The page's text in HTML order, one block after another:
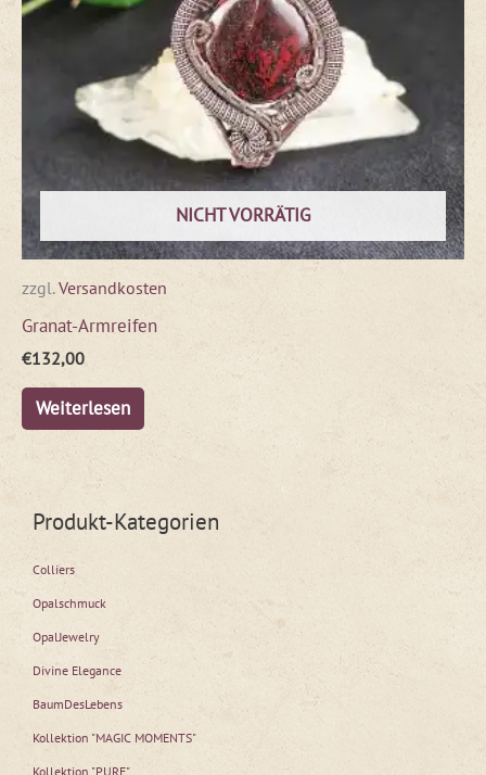
NICHT VORRÄTIG
zzgl.Versandkosten
Granat-Armreifen
€132,00
Weiterlesen
Produkt-Kategorien
Colliers
Opalschmuck
OpalJewelry
Divine Elegance
BaumDesLebens
Kollektion "MAGIC MOMENTS"
Kollektion "PURE"